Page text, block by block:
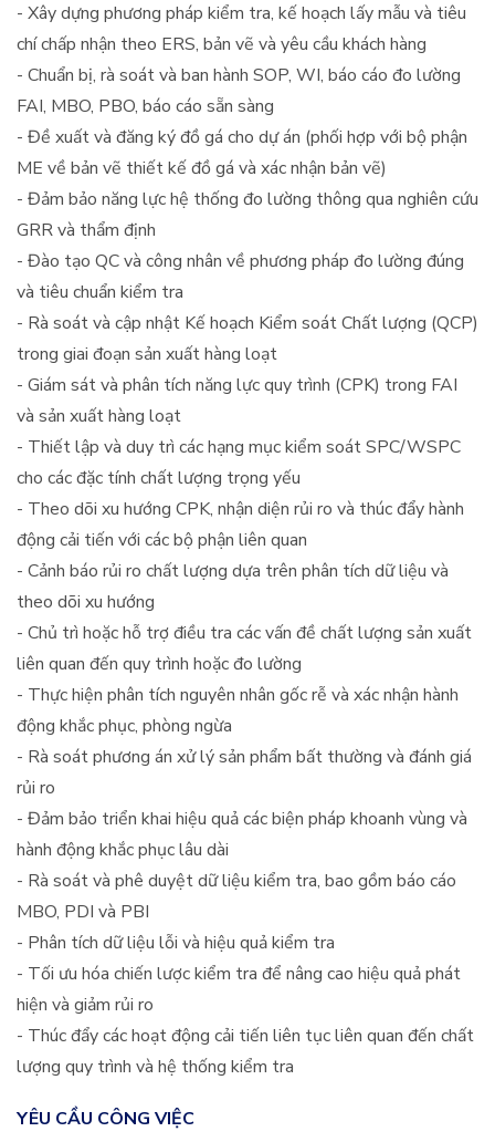
- Xây dựng phương pháp kiểm tra, kế hoạch lấy mẫu và tiêu
chí chấp nhận theo ERS, bản vẽ và yêu cầu khách hàng
- Chuẩn bị, rà soát và ban hành SOP, WI, báo cáo đo lường
FAI, MBO, PBO, báo cáo sẵn sàng
- Đề xuất và đăng ký đồ gá cho dự án (phối hợp với bộ phận
ME về bản vẽ thiết kế đồ gá và xác nhận bản vẽ)
- Đảm bảo năng lực hệ thống đo lường thông qua nghiên cứu
GRR và thẩm định
- Đào tạo QC và công nhân về phương pháp đo lường đúng
và tiêu chuẩn kiểm tra
- Rà soát và cập nhật Kế hoạch Kiểm soát Chất lượng (QCP)
trong giai đoạn sản xuất hàng loạt
- Giám sát và phân tích năng lực quy trình (CPK) trong FAI
và sản xuất hàng loạt
- Thiết lập và duy trì các hạng mục kiểm soát SPC/WSPC
cho các đặc tính chất lượng trọng yếu
- Theo dõi xu hướng CPK, nhận diện rủi ro và thúc đẩy hành
động cải tiến với các bộ phận liên quan
- Cảnh báo rủi ro chất lượng dựa trên phân tích dữ liệu và
theo dõi xu hướng
- Chủ trì hoặc hỗ trợ điều tra các vấn đề chất lượng sản xuất
liên quan đến quy trình hoặc đo lường
- Thực hiện phân tích nguyên nhân gốc rễ và xác nhận hành
động khắc phục, phòng ngừa
- Rà soát phương án xử lý sản phẩm bất thường và đánh giá
rủi ro
- Đảm bảo triển khai hiệu quả các biện pháp khoanh vùng và
hành động khắc phục lâu dài
- Rà soát và phê duyệt dữ liệu kiểm tra, bao gồm báo cáo
MBO, PDI và PBI
- Phân tích dữ liệu lỗi và hiệu quả kiểm tra
- Tối ưu hóa chiến lược kiểm tra để nâng cao hiệu quả phát
hiện và giảm rủi ro
- Thúc đẩy các hoạt động cải tiến liên tục liên quan đến chất
lượng quy trình và hệ thống kiểm tra
YÊU CẦU CÔNG VIỆC